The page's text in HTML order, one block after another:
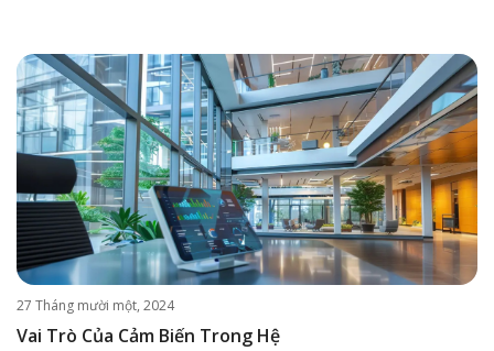
27 Tháng mười một, 2024
Vai Trò Của Cảm Biến Trong Hệ